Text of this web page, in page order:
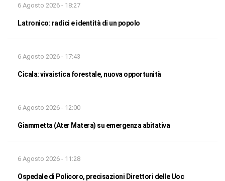
6 Agosto 2026 - 18:27
Latronico: radici e identità di un popolo
6 Agosto 2026 - 17:43
Cicala: vivaistica forestale, nuova opportunità
6 Agosto 2026 - 12:00
Giammetta (Ater Matera) su emergenza abitativa
6 Agosto 2026 - 11:28
Ospedale di Policoro, precisazioni Direttori delle Uoc